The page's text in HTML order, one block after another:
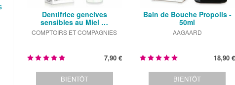
Dentifrice gencives
sensibles au Miel …
COMPTOIRS ET COMPAGNIES
7,90 €
BIENTÔT
Bain de Bouche Propolis -
50ml
AAGAARD
18,90 €
BIENTÔT